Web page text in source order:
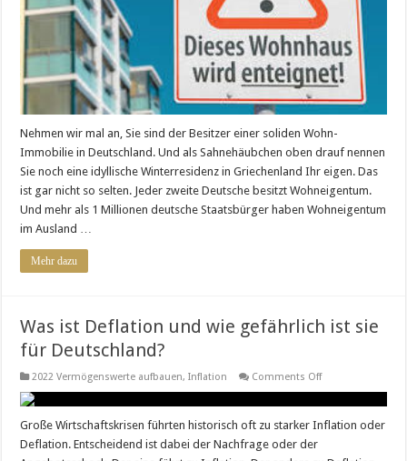
Nehmen wir mal an, Sie sind der Besitzer einer soliden Wohn-
Immobilie in Deutschland. Und als Sahnehäubchen oben drauf nennen
Sie noch eine idyllische Winterresidenz in Griechenland Ihr eigen. Das
ist gar nicht so selten. Jeder zweite Deutsche besitzt Wohneigentum.
Und mehr als 1 Millionen deutsche Staatsbürger haben Wohneigentum
im Ausland …
Mehr dazu
Was ist Deflation und wie gefährlich ist sie
für Deutschland?
2022 Vermögenswerte aufbauen,Inflation Comments Offon
und
Große Wirtschaftskrisen führten historisch oft zu starker Inflation oder
Deflation. Entscheidend ist dabei der Nachfrage oder der